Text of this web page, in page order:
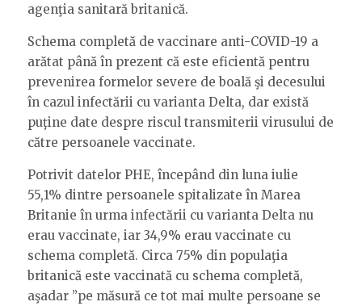
agenţia sanitară britanică.
Schema completă de vaccinare anti-COVID-19 a
arătat până în prezent că este eficientă pentru
prevenirea formelor severe de boală şi decesului
în cazul infectării cu varianta Delta, dar există
puţine date despre riscul transmiterii virusului de
către persoanele vaccinate.
Potrivit datelor PHE, începând din luna iulie
55,1% dintre persoanele spitalizate în Marea
Britanie în urma infectării cu varianta Delta nu
erau vaccinate, iar 34,9% erau vaccinate cu
schema completă. Circa 75% din populaţia
britanică este vaccinată cu schema completă,
aşadar ”pe măsură ce tot mai multe persoane se